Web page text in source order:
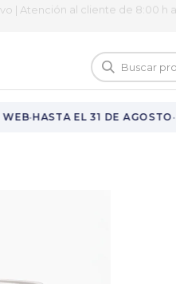
| Atención al cliente de 8:00 h
Vuelta al cole
·HASTA EL 31 DE AGOSTO·